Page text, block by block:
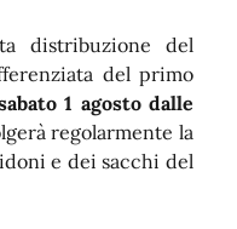
distribuzione del
del primo
1 agosto dalle
regolarmente la
e dei sacchi del